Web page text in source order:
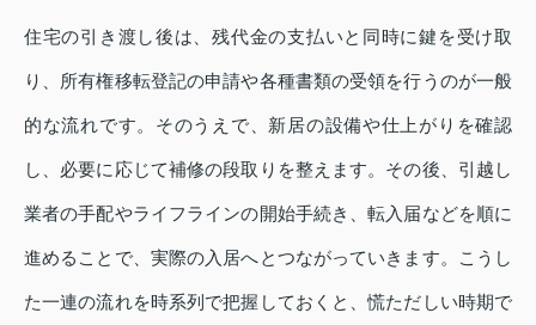
住宅の引き渡し後は、残代金の支払いと同時に鍵を受け取
り、所有権移転登記の申請や各種書類の受領を行うのが一般
的な流れです。そのうえで、新居の設備や仕上がりを確認
し、必要に応じて補修の段取りを整えます。その後、引越し
業者の手配やライフラインの開始手続き、転入届などを順に
進めることで、実際の入居へとつながっていきます。こうし
た一連の流れを時系列で把握しておくと、慌ただしい時期で